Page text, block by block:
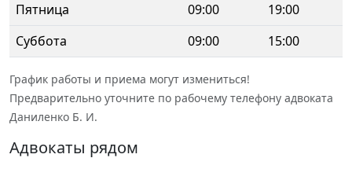
Пятница
09:00
19:00
Суббота
09:00 15:00
График работы и приема могут измениться!
Предварительно уточните по рабочему телефону адвоката
Даниленко Б. И.
Адвокаты рядом